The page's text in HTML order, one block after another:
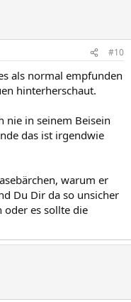
#10
als normal empfunden
hinterherschaut.
nie in seinem Beisein
das ist irgendwie
warum er
Du Dir da so unsicher
es sollte die